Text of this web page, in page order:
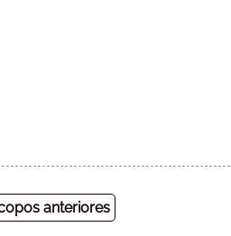
anteriores